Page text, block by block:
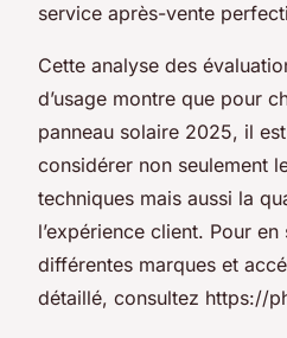
service après-vente
Cette analyse des
d’usage montre que pour
panneau solaire 2025, il
considérer non seulement
techniques mais aussi la
l’expérience client. Pour
différentes marques et
détaillé, consultez https://